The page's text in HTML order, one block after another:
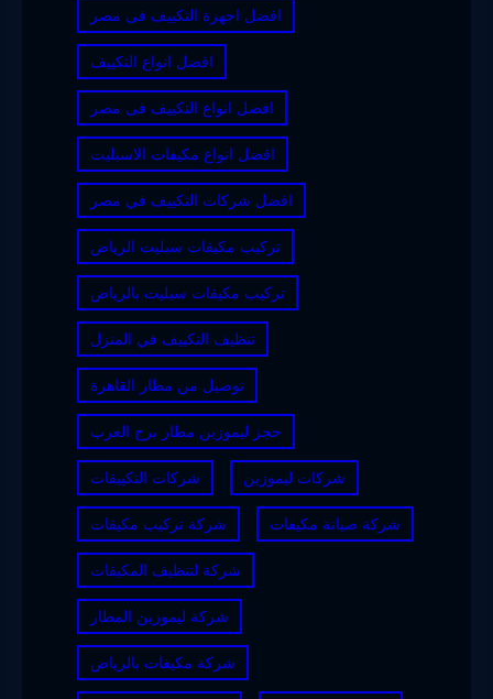
افضل اجهزة التكييف فى مصر
افضل انواع التكييف
افضل انواع التكييف فى مصر
افضل انواع مكيفات الاسبليت
افضل شركات التكييف في مصر
تركيب مكيفات سبليت الرياض
تركيب مكيفات سبليت بالرياض
تنظيف التكييف في المنزل
توصيل من مطار القاهرة
حجز ليموزين مطار برج العرب
شركات التكييفات شركات ليموزين
شركة تركيب مكيفات شركة صيانة مكيفات
شركة لتنظيف المكيفات
شركة ليموزين المطار
شركة مكيفات بالرياض